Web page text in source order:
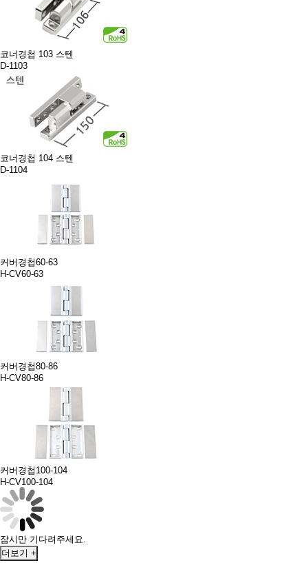
코너경첩 103 스텐
D-1103
코너경첩 104 스텐
D-1104
커버경첩60-63
H-CV60-63
커버경첩80-86
H-CV80-86
커버경첩100-104
H-CV100-104
잠시만 기다려주세요.
더보기 +